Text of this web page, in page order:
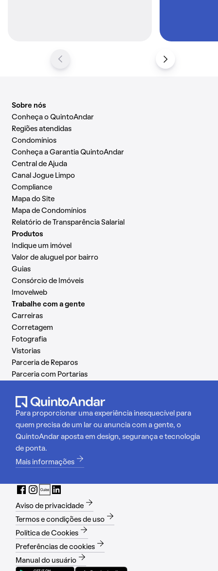
Sobre nós
Conheça o QuintoAndar
Regiões atendidas
Condomínios
Conheça a Garantia QuintoAndar
Central de Ajuda
Canal Jogue Limpo
Compliance
Mapa do Site
Mapa de Condomínios
Relatório de Transparência Salarial
Produtos
Indique um imóvel
Valor de aluguel por bairro
Guias
Consórcio de Imóveis
Imovelweb
Trabalhe com a gente
Carreiras
Corretagem
Fotografia
Vistorias
Parceria de Reparos
Parceria com Portarias
Para proporcionar uma experiência inesquecível para
quem precisa de um lar ou anuncia com a gente, o
QuintoAndar aposta em design, segurança e tecnologia
de ponta.
Mais informações
Aviso de privacidade
Termos e condições de uso
Política de Cookies
Preferências de cookies
Manual do usuário